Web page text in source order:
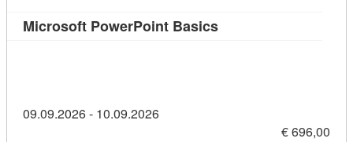
Microsoft PowerPoint BasicsKursdetail: Microsoft
09.09.2026 - 10.09.2026
€ 696,00